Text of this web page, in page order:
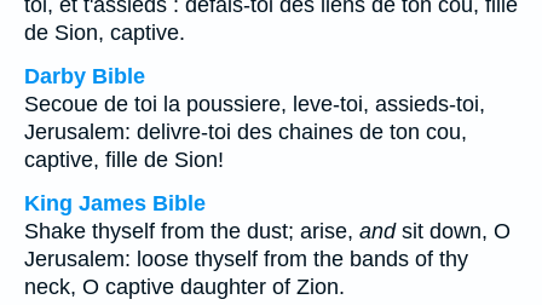
toi, et t'assieds : défais-toi des liens de ton cou, fille
de Sion, captive.
Darby Bible
Secoue de toi la poussiere, leve-toi, assieds-toi,
Jerusalem: delivre-toi des chaines de ton cou,
captive, fille de Sion!
King James Bible
Shake thyself from the dust; arise, andsit down, O
Jerusalem: loose thyself from the bands of thy
neck, O captive daughter of Zion.